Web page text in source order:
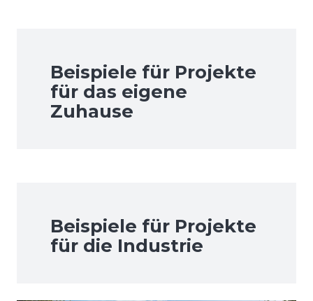
Beispiele für Projekte
für das eigene
Zuhause
Beispiele für Projekte
für die Industrie